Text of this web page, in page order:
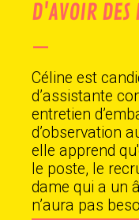
D'AVOIR DES
—
Céline est
d’assistante
entretien
d’observation
elle apprend
le poste, le
dame qui a un
n’aura pas